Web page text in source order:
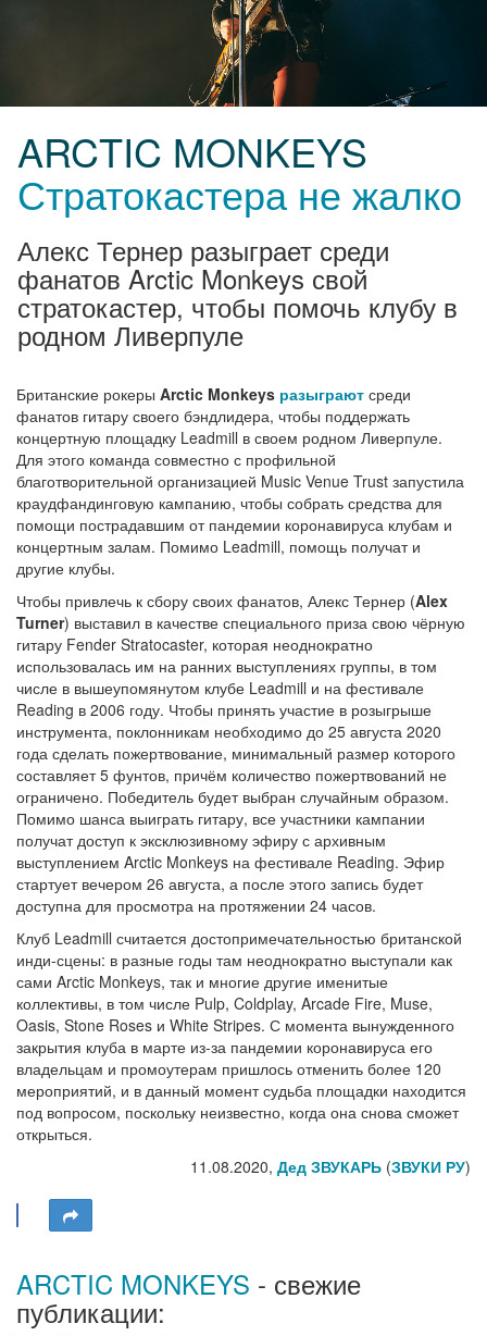
ARCTIC MONKEYS
Стратокастера не жалко
Алекс Тернер разыграет среди
фанатов Arctic Monkeys свой
стратокастер, чтобы помочь клубу в
родном Ливерпуле
Британские рокеры Arctic Monkeys разыграют среди
фанатов гитару своего бэндлидера, чтобы поддержать
концертную площадку Leadmill в своем родном Ливерпуле.
Для этого команда совместно с профильной
благотворительной организацией Music Venue Trust запустила
краудфандинговую кампанию, чтобы собрать средства для
помощи пострадавшим от пандемии коронавируса клубам и
концертным залам. Помимо Leadmill, помощь получат и
другие клубы.
Чтобы привлечь к сбору своих фанатов, Алекс Тернер (Alex
Turner) выставил в качестве специального приза свою чёрную
гитару Fender Stratocaster, которая неоднократно
использовалась им на ранних выступлениях группы, в том
числе в вышеупомянутом клубе Leadmill и на фестивале
Reading в 2006 году. Чтобы принять участие в розыгрыше
инструмента, поклонникам необходимо до 25 августа 2020
года сделать пожертвование, минимальный размер которого
составляет 5 фунтов, причём количество пожертвований не
ограничено. Победитель будет выбран случайным образом.
Помимо шанса выиграть гитару, все участники кампании
получат доступ к эксклюзивному эфиру с архивным
выступлением Arctic Monkeys на фестивале Reading. Эфир
стартует вечером 26 августа, а после этого запись будет
доступна для просмотра на протяжении 24 часов.
Клуб Leadmill считается достопримечательностью британской
инди-сцены: в разные годы там неоднократно выступали как
сами Arctic Monkeys, так и многие другие именитые
коллективы, в том числе Pulp, Coldplay, Arcade Fire, Muse,
Oasis, Stone Roses и White Stripes. С момента вынужденного
закрытия клуба в марте из-за пандемии коронавируса его
владельцам и промоутерам пришлось отменить более 120
мероприятий, и в данный момент судьба площадки находится
под вопросом, поскольку неизвестно, когда она снова сможет
открыться.
11.08.2020, Дед ЗВУКАРЬ (ЗВУКИ РУ)
ARCTIC MONKEYS - свежие
публикации: